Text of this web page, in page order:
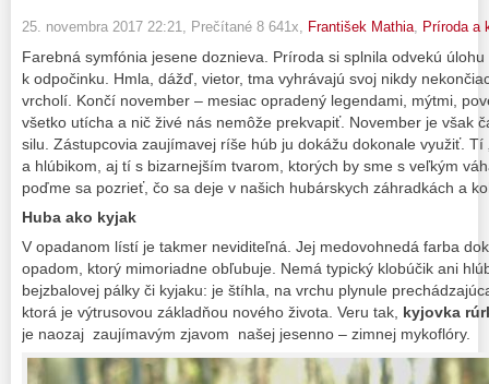
25. novembra 2017 22:21 , Prečítané 8 641x, František Mathia Príroda a
Farebná symfónia jesene doznieva. Príroda si splnila odvekú
k odpočinku. Hmla, dážď, vietor, tma vyhrávajú svoj nikdy
vrcholí. Končí november – mesiac opradený legendami, mýtmi,
všetko utícha a nič živé nás nemôže prekvapiť. November je však
silu. Zástupcovia zaujímavej ríše húb ju dokážu dokonale využiť. Tí
a hlúbikom, aj tí s bizarnejším tvarom, ktorých by sme s veľkým
poďme sa pozrieť, čo sa deje v našich hubárskych záhradkách a
Huba ako kyjak
V opadanom lístí je takmer neviditeľná. Jej medovohnedá farba
opadom, ktorý mimoriadne obľubuje. Nemá typický klobúčik ani
bejzbalovej pálky či kyjaku: je štíhla, na vrchu plynule
ktorá je výtrusovou základňou nového života. Veru tak, kyjovka
je naozaj zaujímavým zjavom našej jesenno – zimnej mykoflóry.